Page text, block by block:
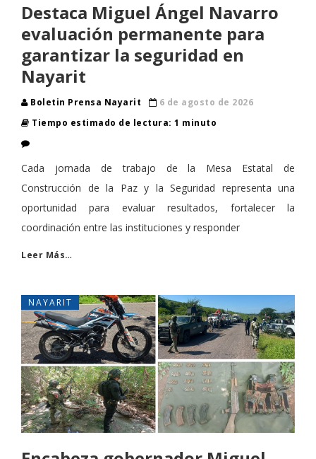
Destaca Miguel Ángel Navarro
evaluación permanente para
garantizar la seguridad en
Nayarit
Boletin Prensa Nayarit
6 de agosto de 2026
Tiempo estimado de lectura: 1 minuto
Cada jornada de trabajo de la Mesa Estatal de
Construcción de la Paz y la Seguridad representa una
oportunidad para evaluar resultados, fortalecer la
coordinación entre las instituciones y responder
Leer Más…
NAYARIT